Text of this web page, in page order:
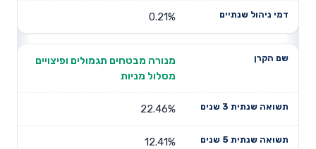
0.21%
מנורה מבטחים תגמולים ופיצויים
מסלול מניות
22.46%
12.41%